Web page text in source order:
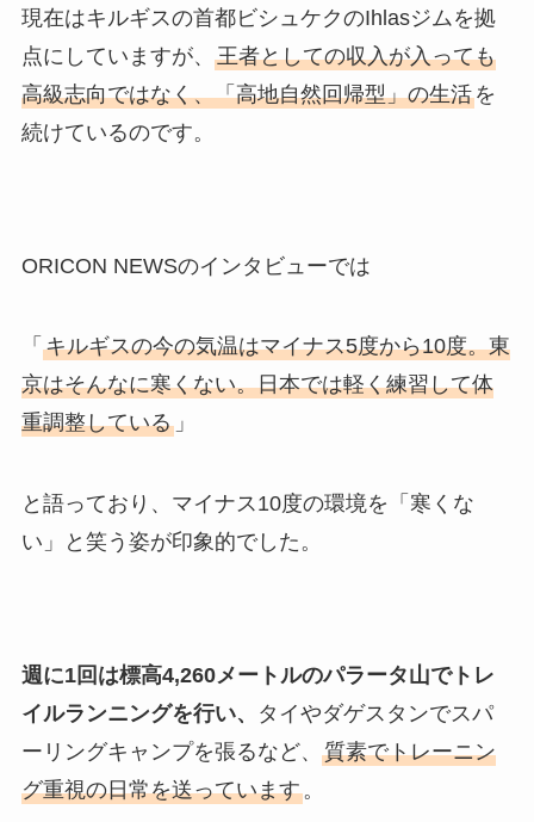
現在はキルギスの首都ビシュケクのIhlasジムを拠
点にしていますが、 王者としての収入が入っても
高級志向ではなく、「高地自然回帰型」の生活を
続けているのです。
ORICON NEWSのインタビューでは
「 キルギスの今の気温はマイナス5度から10度。東
京はそんなに寒くない。日本では軽く練習して体
重調整している」
と語っており、マイナス10度の環境を「寒くな
い」と笑う姿が印象的でした。
週に1回は標高4,260メートルのパラータ山でトレ
イルランニングを行い、
タイやダゲスタンでスパ
ーリングキャンプを張るなど、 質素でトレーニン
グ重視の日常を送っています。